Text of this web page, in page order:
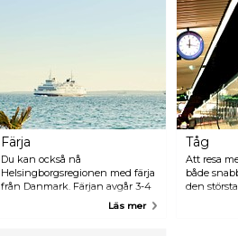
Färja
Du kan också nå
Helsingborgsregionen med färja
från Danmark. Färjan avgår 3-4
gånger i timmen mellanLäs mer
Tåg
Att resa
både
den